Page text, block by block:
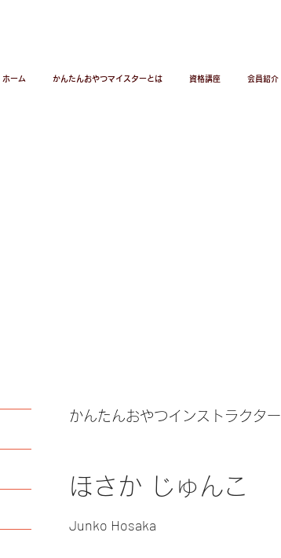
ホーム かんたんおやつマイスターとは 資格講座 会員紹介
かんたんおやつインストラクター
ほさか じゅんこ
Junko Hosaka